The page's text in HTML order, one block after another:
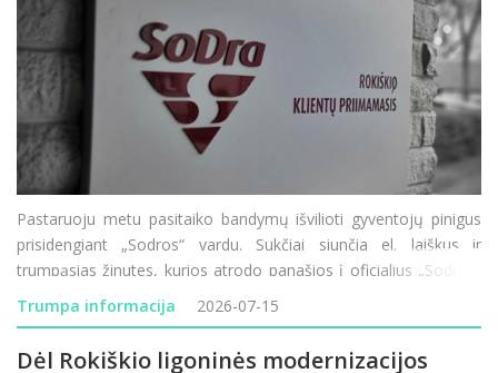
Pastaruoju metu pasitaiko bandymų išvilioti gyventojų pinigus
prisidengiant „Sodros“ vardu. Sukčiai siunčia el. laiškus ir
trumpąsias žinutes, kurios atrodo panašios į oficialius „Sodros“
pranešimus, tačiau jų tikslas – atskleisti prisijungim
Trumpa informacija 2026-07-15
Dėl Rokiškio ligoninės modernizacijos